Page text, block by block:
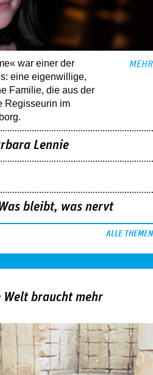
war einer der
eine eigenwillige,
­Familie, die aus der
Regisseurin im
MEHR
Lennie
bleibt, was nervt
ALLE THEMEN
braucht mehr